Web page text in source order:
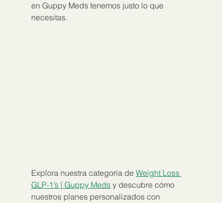
en Guppy Meds tenemos justo lo que
necesitas.
Explora nuestra categoría de Weight Loss
GLP-1’s | Guppy Meds y descubre cómo
nuestros planes personalizados con